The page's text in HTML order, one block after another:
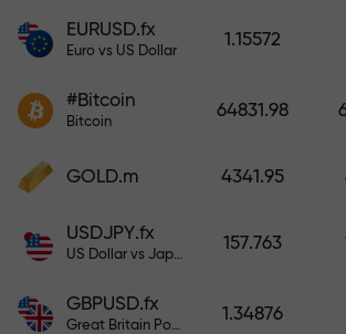
bono mil veces mayor que su
depósito, mayor será el
EURUSD.fx
Euro vs US Dollar
1.15572
#Bitcoin
Bitcoin
64831.98
GOLD.m 4341.95
USDJPY.fx
US Dollar vs Japanese Yen
157.763
GBPUSD.fx
Great Britain Pound vs US Dollar
1.34876